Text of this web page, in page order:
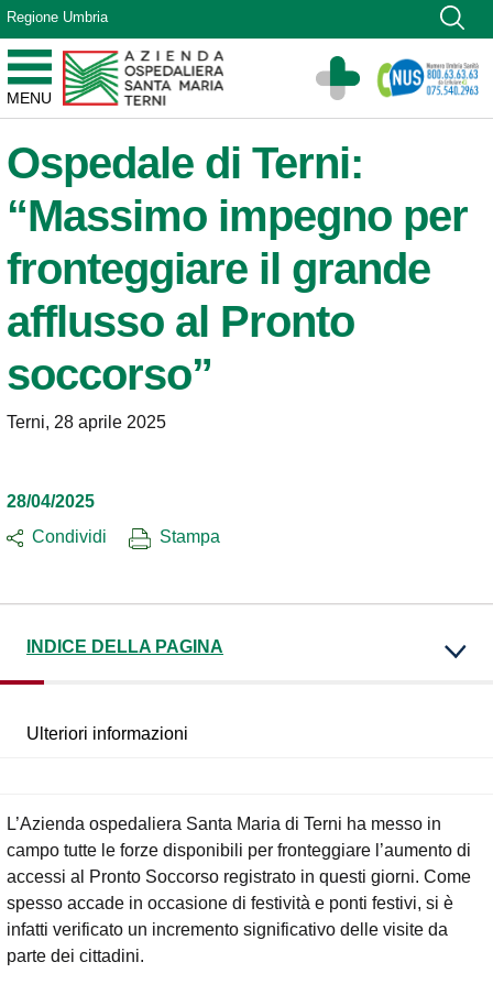
Vai ai contenuti
Vai al menu di navigazione
Vai al footer
Regione Umbria
MENU
Azienda Ospedaliera Santa Maria di Terni
Sito Istituzionale
Ospedale di Terni:
“Massimo impegno per
fronteggiare il grande
afflusso al Pronto
soccorso”
Terni, 28 aprile 2025
28/04/2025
Condividi
Stampa
INDICE DELLA PAGINA
Ulteriori informazioni
L’Azienda ospedaliera Santa Maria di Terni ha messo in
campo tutte le forze disponibili per fronteggiare l’aumento di
accessi al Pronto Soccorso registrato in questi giorni. Come
spesso accade in occasione di festività e ponti festivi, si è
infatti verificato un incremento significativo delle visite da
parte dei cittadini.